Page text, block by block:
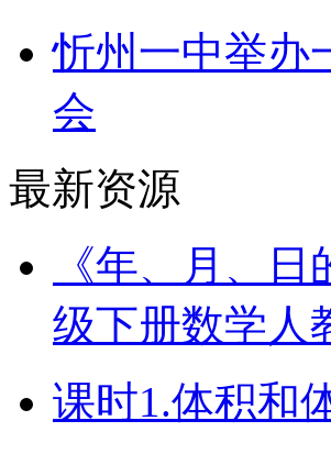
忻州一中举
会
最新资源
《年、月、
级下册数学人
课时1.体积和